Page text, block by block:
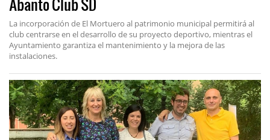
La incorporación de El Mortuero al patrimonio municipal permitirá al
club centrarse en el desarrollo de su proyecto deportivo, mientras el
Ayuntamiento garantiza el mantenimiento y la mejora de las
instalaciones.